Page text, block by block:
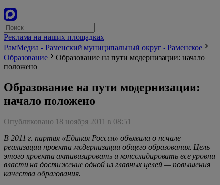
Реклама на наших площадках
РамМедиа - Раменский муниципальный округ - Раменское
Образование
Образование на пути модернизации: начало
положено
Образование на пути модернизации:
начало положено
Опубликовано 18 ноября 2011 в 08:51
В 2011 г. партия «Единая Россия» объявила о начале
реализации проекта модернизации общего образования. Цель
этого проекта активизировать и консолидировать все уровни
власти на достижение одной из главных целей — повышения
качества образования.